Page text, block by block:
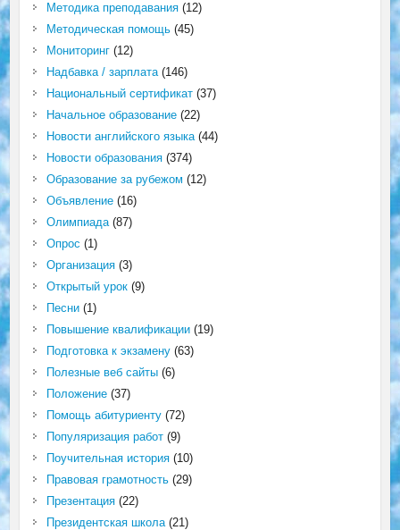
Методика преподавания(12)
Методическая помощь(45)
Мониторинг(12)
Надбавка / зарплата(146)
Национальный сертификат(37)
Начальное образование(22)
Новости английского языка(44)
Новости образования(374)
Образование за рубежом (12)
Объявление(16)
Олимпиада(87)
Опрос (1)
Организация(3)
Открытый урок(9)
Песни(1)
Повышение квалификации(19)
Подготовка к экзамену(63)
Полезные веб сайты(6)
Положение(37)
Помощь абитуриенту(72)
Популяризация работ(9)
Поучительная история(10)
Правовая грамотность(29)
Презентация(22)
Президентская школа(21)